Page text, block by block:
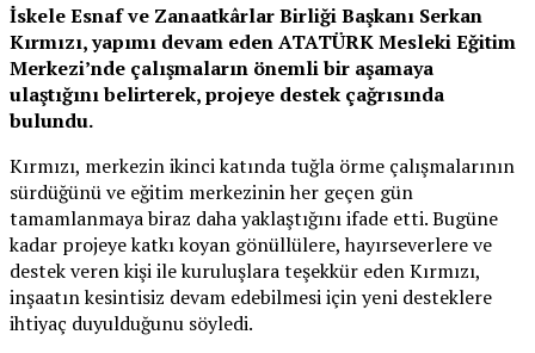
İskele Esnaf ve Zanaatkârlar Birliği Başkanı Serkan
Kırmızı, yapımı devam eden ATATÜRK Mesleki Eğitim
Merkezi’nde çalışmaların önemli bir aşamaya
ulaştığını belirterek, projeye destek çağrısında
bulundu.
Kırmızı, merkezin ikinci katında tuğla örme çalışmalarının
sürdüğünü ve eğitim merkezinin her geçen gün
tamamlanmaya biraz daha yaklaştığını ifade etti. Bugüne
kadar projeye katkı koyan gönüllülere, hayırseverlere ve
destek veren kişi ile kuruluşlara teşekkür eden Kırmızı,
inşaatın kesintisiz devam edebilmesi için yeni desteklere
ihtiyaç duyulduğunu söyledi.